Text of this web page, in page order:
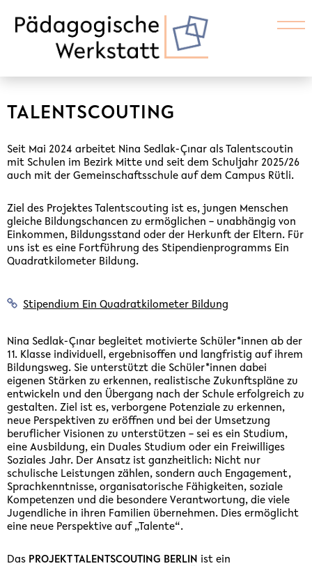
TALENTSCOUTING
Seit Mai 2024 arbeitet Nina Sedlak-Çınar als Talentscoutin
mit Schulen im Bezirk Mitte und seit dem Schuljahr 2025/26
auch mit der Gemeinschaftsschule auf dem Campus Rütli.
Ziel des Projektes Talentscouting ist es, jungen Menschen
gleiche Bildungschancen zu ermöglichen – unabhängig von
Einkommen, Bildungsstand oder der Herkunft der Eltern. Für
uns ist es eine Fortführung des Stipendienprogramms Ein
Quadratkilometer Bildung.
Stipendium Ein Quadratkilometer Bildung
Nina Sedlak-Çınar begleitet motivierte Schüler*innen ab der
11. Klasse individuell, ergebnisoffen und langfristig auf ihrem
Bildungsweg. Sie unterstützt die Schüler*innen dabei
eigenen Stärken zu erkennen, realistische Zukunftspläne zu
entwickeln und den Übergang nach der Schule erfolgreich zu
gestalten. Ziel ist es, verborgene Potenziale zu erkennen,
neue Perspektiven zu eröffnen und bei der Umsetzung
beruflicher Visionen zu unterstützen – sei es ein Studium,
eine Ausbildung, ein Duales Studium oder ein Freiwilliges
Soziales Jahr. Der Ansatz ist ganzheitlich: Nicht nur
schulische Leistungen zählen, sondern auch Engagement,
Sprachkenntnisse, organisatorische Fähigkeiten, soziale
Kompetenzen und die besondere Verantwortung, die viele
Jugendliche in ihren Familien übernehmen. Dies ermöglicht
eine neue Perspektive auf „Talente“.
Das PROJEKT TALENTSCOUTING BERLIN ist ein